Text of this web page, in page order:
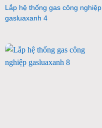
Lắp hệ thống gas công nghiệp
gasluaxanh 4